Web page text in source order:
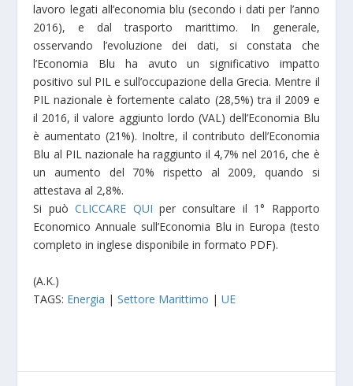
lavoro legati all’economia blu (secondo i dati per l’anno
2016), e dal trasporto marittimo. In generale,
osservando l’evoluzione dei dati, si constata che
l’Economia Blu ha avuto un significativo impatto
positivo sul PIL e sull’occupazione della Grecia. Mentre il
PIL nazionale è fortemente calato (28,5%) tra il 2009 e
il 2016, il valore aggiunto lordo (VAL) dell’Economia Blu
è aumentato (21%). Inoltre, il contributo dell’Economia
Blu al PIL nazionale ha raggiunto il 4,7% nel 2016, che è
un aumento del 70% rispetto al 2009, quando si
attestava al 2,8%.
Si puòCLICCARE QUI per consultare il 1° Rapporto
Economico Annuale sull’Economia Blu in Europa (testo
completo in inglese disponibile in formato PDF).
(A.K.)
TAGS: Energia |Settore Marittimo |UE